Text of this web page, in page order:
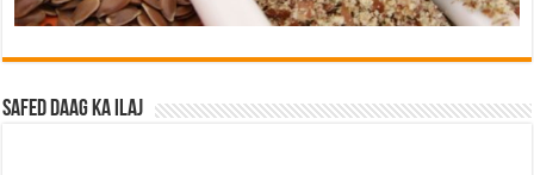
Safed Daag ka ilaj